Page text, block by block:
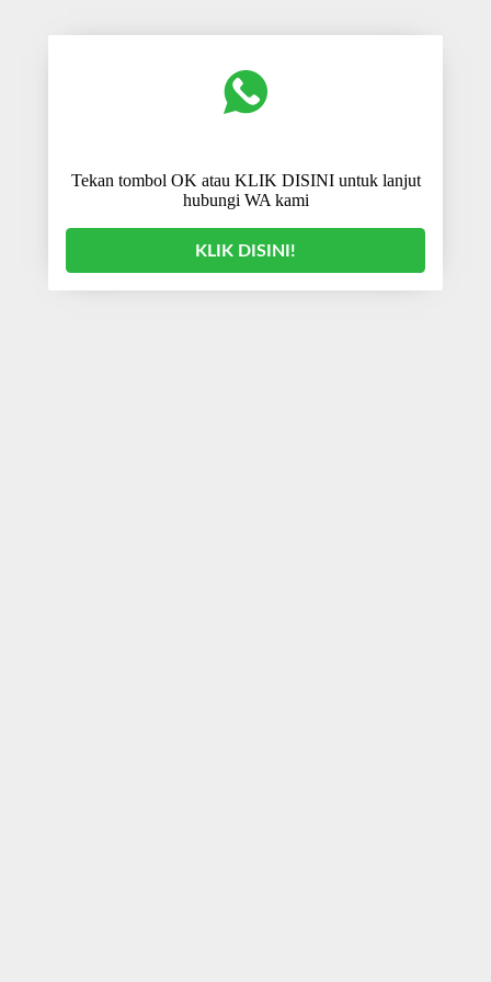
Tekan tombol OK atau KLIK DISINI untuk lanjut
hubungi WA kami
KLIK DISINI!